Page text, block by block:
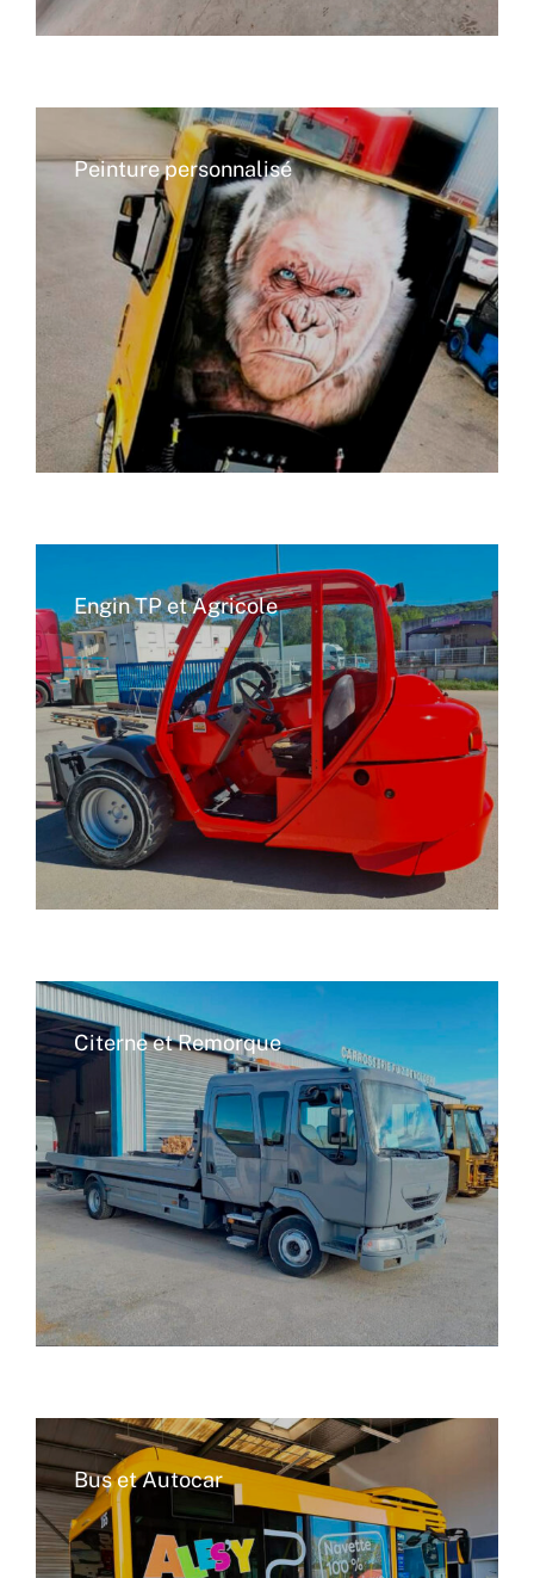
Peinture personnalisé
Engin TP et Agricole
Citerne et Remorque
Bus et Autocar